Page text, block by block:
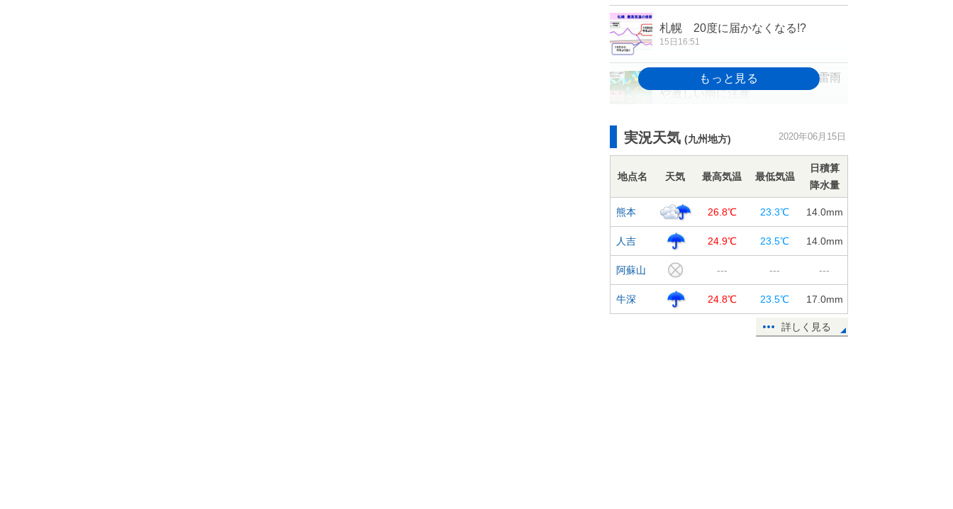
札幌 20度に届かなくなる!?
15日16:51
あすも関東は気温上昇 午後は雷雨
や激しい雨に注意
静岡市や栃木県佐野市で35℃超 東
週末にかけて、北日本や東日本は暑
さが和らぎ、ヒンヤリする所も
15日12:42
15～16日 鹿児島県に梅雨前線停
滞 土砂災害に警戒
15日11:19
都心はすでに30℃に 梅雨の晴れ間
実況天気 (九州地方) 2020年06月15日
地点名 天気 最高気温 最低気温
日積算
降水量
熊本 26.8℃ 23.3℃ 14.0mm
人吉 24.9℃ 23.5℃ 14.0mm
阿蘇山 --- --- ---
牛深 24.8℃ 23.5℃ 17.0mm
詳しく見る